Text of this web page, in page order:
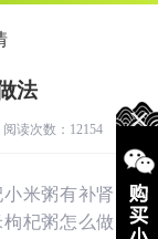
法
读次数：12154
米粥有补肾
杞粥怎么做